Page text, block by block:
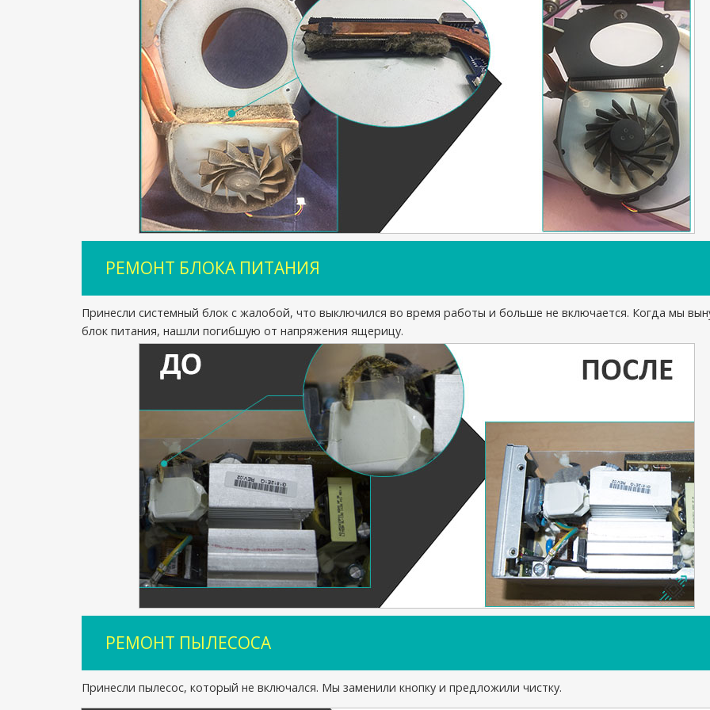
РЕМОНТ БЛОКА ПИТАНИЯ
Принесли системный блок с жалобой, что выключился во время работы и больше не включается. Когда мы
блок питания, нашли погибшую от напряжения ящерицу.
РЕМОНТ ПЫЛЕСОСА
Принесли пылесос, который не включался. Мы заменили кнопку и предложили чистку.